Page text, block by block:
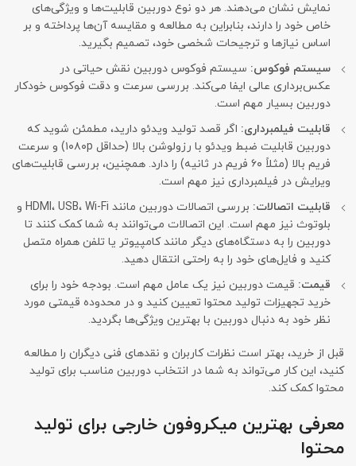
نمایش نشان می‌دهند. هر دو نوع دوربین قابلیت‌ها و ویژگی‌های
خاص خود را دارند، بنابراین به مطالعه و مقایسه آن‌ها پرداخته و بر
اساس نیازها و ترجیحات شخصی خود، تصمیم بگیرید.
سیستم فوکوس: سیستم فوکوس دوربین نقش حیاتی در
عکس‌برداری عالی ایفا می‌کند. بررسی سرعت و دقت فوکوس خودکار
دوربین بسیار مهم است.
قابلیت فیلمبرداری: اگر قصد تولید ویدئو دارید، مطمئن شوید که
دوربین قابلیت ضبط ویدئو با رزولوشن بالا (حداقل ۱۰۸۰p) و سرعت
فریم بالا (مثلاً ۶۰ فریم در ثانیه) را دارد. همچنین، بررسی قابلیت‌های
ویرایش در فیلمبرداری نیز مهم است.
قابلیت اتصالات:
بررسی اتصالات دوربین مانند HDMI، USB، Wi-Fi و
بلوتوث نیز مهم است. این اتصالات می‌توانند به شما کمک کنند تا
دوربین را به دستگاه‌های دیگر مانند کامپیوتر یا تلفن همراه متصل
کنید و فایل‌های خود را به راحتی انتقال دهید.
قیمت: قیمت دوربین نیز یک عامل مهم است. بودجه خود را برای
خرید تجهیزات تولید محتوا تعیین کنید و در محدوده قیمتی مورد
نظر خود به دنبال دوربین با بهترین ویژگی‌ها بگردید.
قبل از خرید، بهتر است نظرات کاربران و نقدهای فنی دیگران را مطالعه
کنید، این کار می‌تواند به شما در انتخاب دوربین مناسب برای تولید
محتوا کمک کند.
معرفی بهترین میکروفون خارجی برای تولید
محتوا